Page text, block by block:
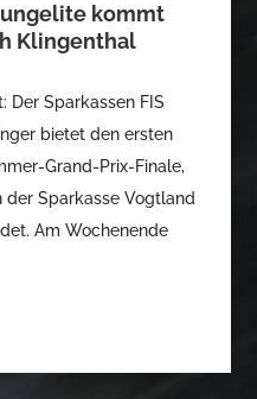
kommt
Klingenthal
Der Sparkassen FIS
bietet den ersten
Grand-Prix-Finale,
der Sparkasse Vogtland
Am Wochenende